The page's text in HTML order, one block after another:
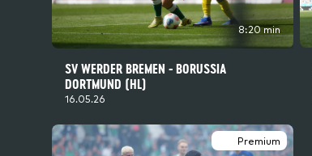
8:20 min
SV WERDER BREMEN - BORUSSIA
DORTMUND (HL)
16.05.26
Premium